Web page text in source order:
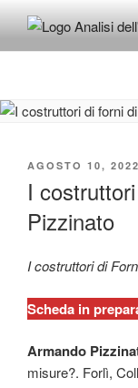
contenuto
ADO
Osservare le opere
PUBBLICATO
AGOSTO 10, 2022
I
Pizzinato
I costruttori di
Scheda in
Armando
misure?. Forlì,